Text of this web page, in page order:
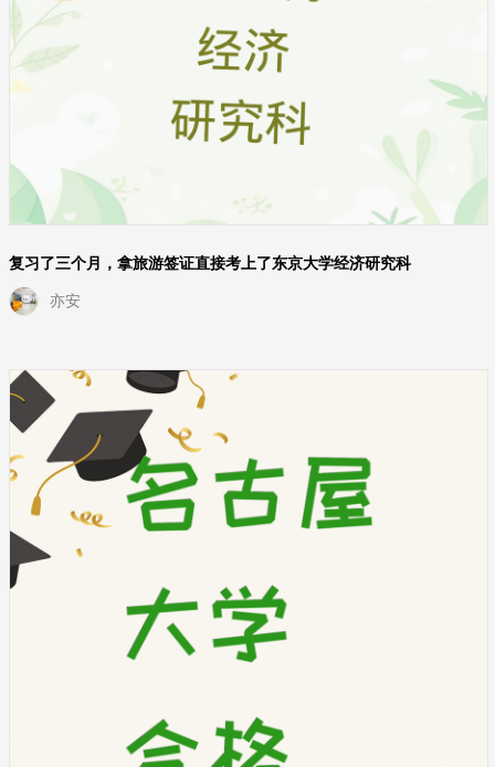
复习了三个月，拿旅游签证直接考上了东京大学经济研究科
亦安